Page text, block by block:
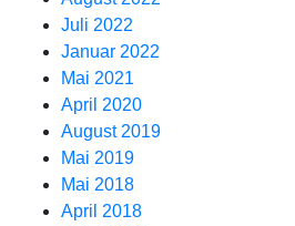
Juli 2022
Januar 2022
Mai 2021
April 2020
August 2019
Mai 2019
Mai 2018
April 2018